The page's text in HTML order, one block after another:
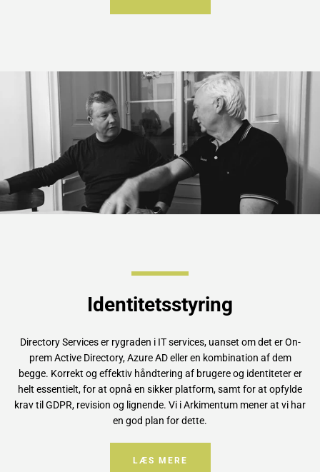
Identitetsstyring
Directory Services er rygraden i IT services, uanset om det er On-
prem Active Directory, Azure AD eller en kombination af dem
begge. Korrekt og effektiv håndtering af brugere og identiteter er
helt essentielt, for at opnå en sikker platform, samt for at opfylde
krav til GDPR, revision og lignende. Vi i Arkimentum mener at vi har
en god plan for dette.
LÆS MERE